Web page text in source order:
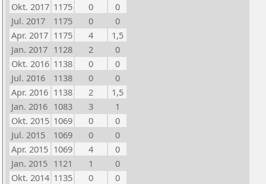
Okt. 2017 1175 0
0
Jul. 2017
1175 0
0
Apr. 2017 1175 4
1,5
Jan. 2017 1128 2
0
Okt. 2016 1138 0
0
Jul. 2016
1138 0
0
Apr. 2016 1138 2
1,5
Jan. 2016 1083 3
1
Okt. 2015 1069 0
0
Jul. 2015
1069 0
0
Apr. 2015 1069 4
0
Jan. 2015 1121 1
0
Okt. 2014 1135 0
0